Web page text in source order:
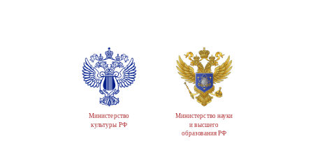
Министерство
культуры РФ
Министерство науки
и высшего
образования РФ